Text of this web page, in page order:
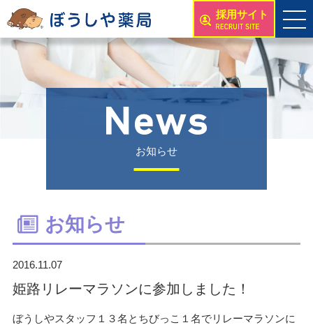
採用サイト
お知らせ
お知らせ
2016.11.07
姫路リレーマラソンに参加しました！
ぼうしやスタッフ１３名とちびっこ１名でリレーマラソンに